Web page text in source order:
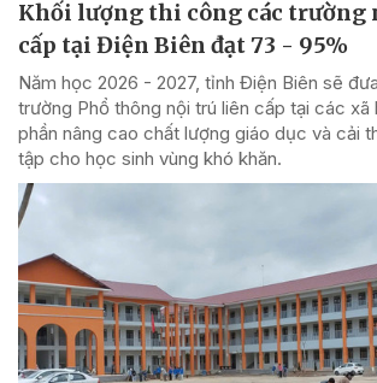
Khối lượng thi công các trường
cấp tại Điện Biên đạt 73 - 95%
Năm học 2026 - 2027, tỉnh Điện Biên sẽ
trường Phổ thông nội trú liên cấp tại các xã
phần nâng cao chất lượng giáo dục và cải
tập cho học sinh vùng khó khăn.